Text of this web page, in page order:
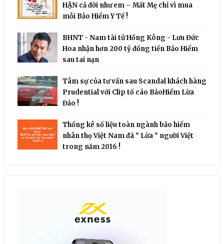
HẬN cả đời như em – Mất Mẹ chỉ vì mua
mỗi Bảo Hiểm Y Tế !
BHNT - Nam tài tử Hồng Kông - Lưu Đức
Hoa nhận hơn 200 tỷ đồng tiền Bảo Hiểm
sau tai nạn
Tâm sự của tư vấn sau Scandal khách hàng
Prudential với Clip tố cáo BảoHiểm Lừa
Đảo !
Thống kê số liệu toàn ngành bảo hiểm
nhân thọ Việt Nam đã " Lừa " người Việt
trong năm 2016 !